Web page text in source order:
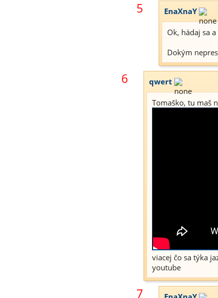
5 EnaXnaY
Ok, hádaj sa
Dokým
6 qwert
Tomaško, tu maš
viacej čo sa týka
youtube
7